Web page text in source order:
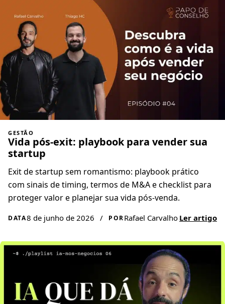
GESTÃO
Vida pós-exit: playbook para vender sua
startup
Exit de startup sem romantismo: playbook prático
com sinais de timing, termos de M&A e checklist para
proteger valor e planejar sua vida pós-venda.
DATA8 de junho de 2026 / PORRafael Carvalho Ler artigo